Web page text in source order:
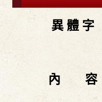
異 體 字
內 容